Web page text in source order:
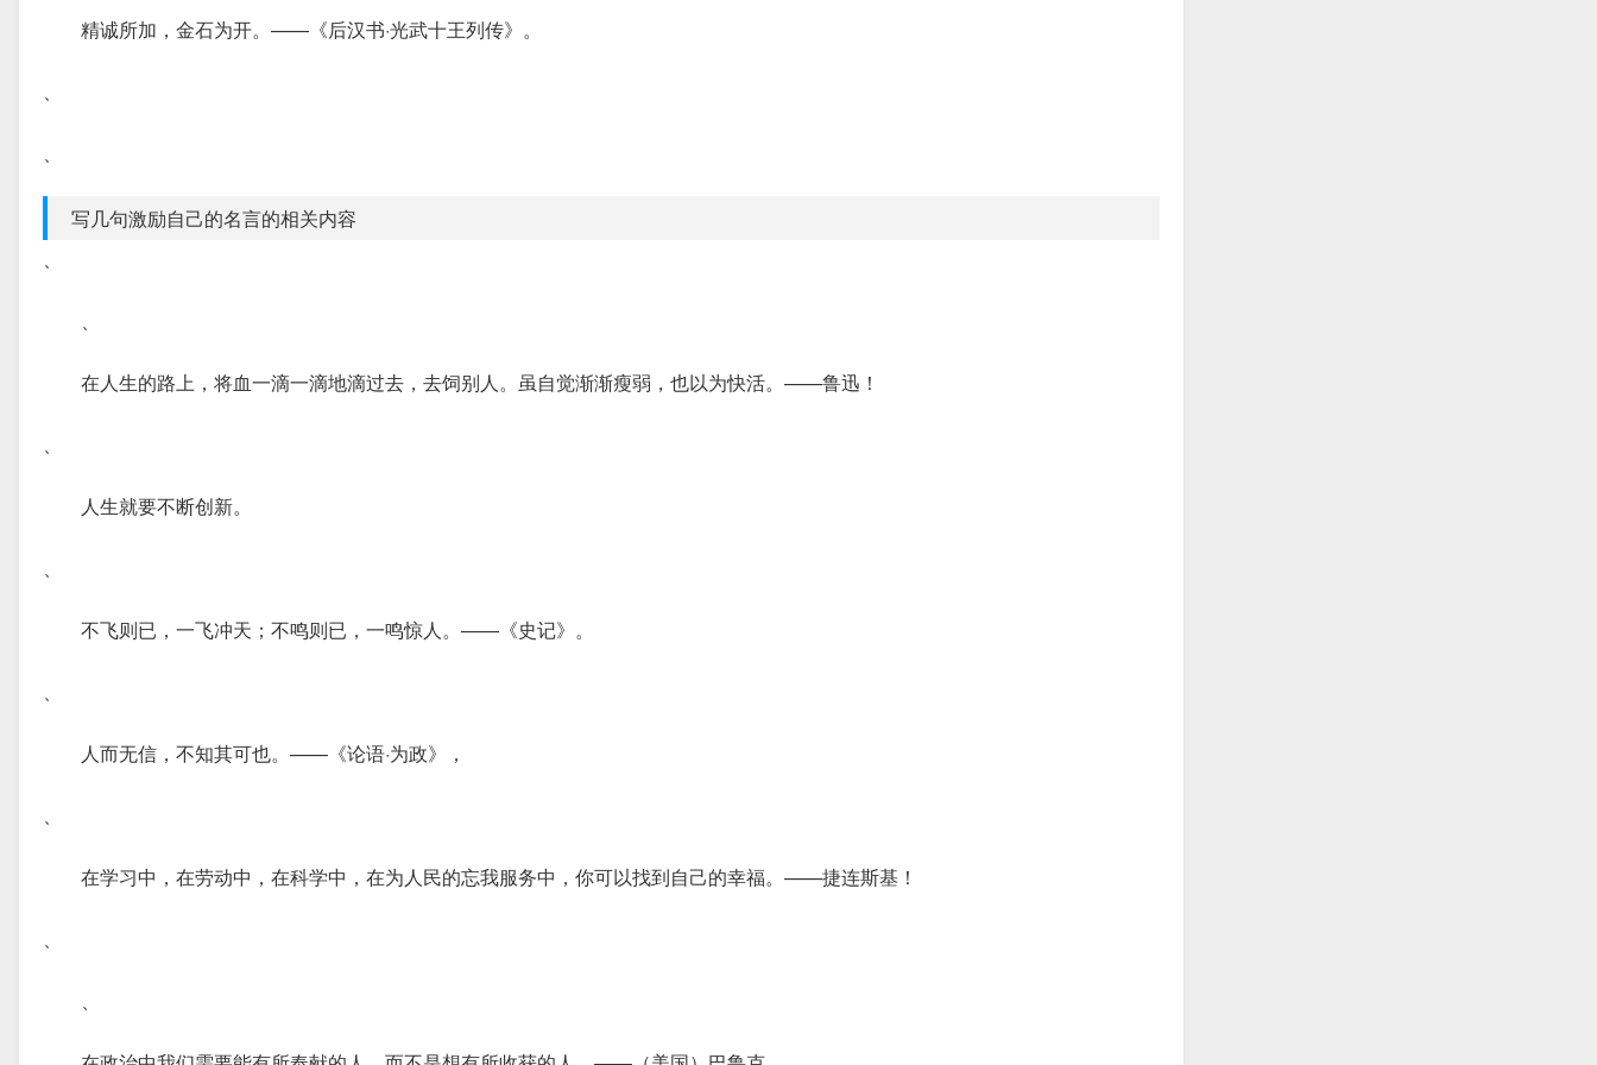
精诚所加，金石为开。——《后汉书·光武十王列传》。
、
、
写几句激励自己的名言的相关内容
、
、
在人生的路上，将血一滴一滴地滴过去，去饲别人。虽自觉渐渐瘦弱，也以为快活。——鲁迅！
、
人生就要不断创新。
、
不飞则已，一飞冲天；不鸣则已，一鸣惊人。——《史记》。
、
人而无信，不知其可也。——《论语·为政》，
、
在学习中，在劳动中，在科学中，在为人民的忘我服务中，你可以找到自己的幸福。——捷连斯基！
、
、